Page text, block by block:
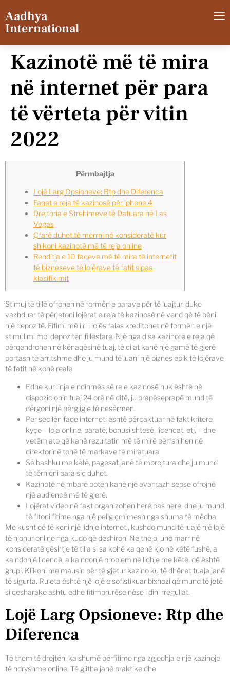
Aadhya
International
Kazinotë më të mira
në internet për para
të vërteta për vitin
2022
Përmbajtja
Lojë Larg Opsioneve: Rtp dhe Diferenca
Faqet e reja të kazinosë për iphone 4
Drejtoria e Strehimeve të Datuara në Las
Vegas
Çfarë duhet të merrni në konsideratë kur
shikoni kazinotë më të reja online
Renditja e 10 faqeve më të mira të internetit
të bizneseve të lojërave të fatit sipas
klasifikimit
Stimuj të tillë ofrohen në formën e parave për të luajtur, duke
vazhduar të përjetoni lojërat e reja të kazinosë në vend që të bëni
një depozitë. Fitimi më i ri i lojës falas kreditohet në formën e një
stimulimi mbi depozitën fillestare. Një nga disa kazinotë e reja që
përqendrohen në kënaqësinë tuaj, të cilat kanë një gamë të gjerë
portash të arritshme dhe ju mund të luani një biznes epik të lojërave
të fatit në kohë reale.
Edhe kur linja e ndihmës së re e kazinosë nuk është në
dispozicionin tuaj 24 orë në ditë, ju prapëseprapë mund të
dërgoni një përgjigje të nesërmen.
Për secilën faqe interneti është përcaktuar në fakt kritere
kyçe – loja online, paratë, bonusi shtesë, licencat, etj. – dhe
vetëm ato që kanë rezultatin më të mirë përfshihen në
direktorinë tonë të markave të miratuara.
Së bashku me këtë, pagesat janë të mbrojtura dhe ju mund
të tërhiqni para siç duhet.
Kazinotë në mbarë botën kanë një avantazh sepse ofrojnë
një audiencë më të gjerë.
Lojërat video në fakt organizohen herë pas here, dhe ju mund
të fitoni fitime nga një pellg çmimesh nga shuma të mëdha.
Me kusht që të keni një lidhje interneti, kushdo mund të luajë një lojë
të njohur online nga kudo që dëshiron. Në thelb, unë marr në
konsideratë çështje të tilla si sa kohë ka qenë kjo në këtë fushë, a
ka ndonjë licencë, a ka ndonjë problem në lidhje me këtë, që është
grupi. Klikoni me mausin për të gjetur kazino ku të dhënat tuaja janë
të sigurta. Ruleta është një lojë e sofistikuar bixhozi që mund të jetë
si qesharake ashtu edhe fitimprurëse nëse i dini rregullat.
Lojë Larg Opsioneve: Rtp dhe
Diferenca
Të them të drejtën, ka shumë përfitime nga zgjedhja e një kazinoje
të ndryshme online. Të gjitha janë praktike dhe